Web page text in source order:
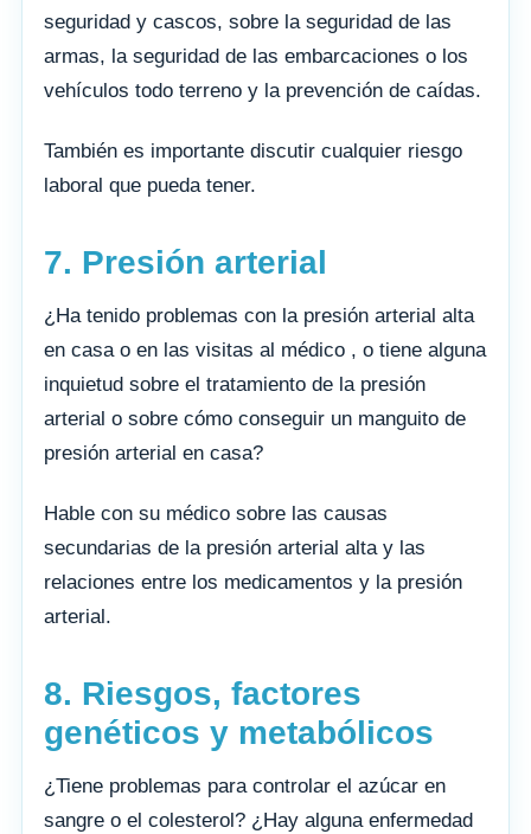
seguridad y cascos, sobre la seguridad de las
armas, la seguridad de las embarcaciones o los
vehículos todo terreno y la prevención de caídas.
También es importante discutir cualquier riesgo
laboral que pueda tener.
7. Presión arterial
¿Ha tenido problemas con la presión arterial alta
en casa o en las visitas al médico , o tiene alguna
inquietud sobre el tratamiento de la presión
arterial o sobre cómo conseguir un manguito de
presión arterial en casa?
Hable con su médico sobre las causas
secundarias de la presión arterial alta y las
relaciones entre los medicamentos y la presión
arterial.
8. Riesgos, factores
genéticos y metabólicos
¿Tiene problemas para controlar el azúcar en
sangre o el colesterol? ¿Hay alguna enfermedad